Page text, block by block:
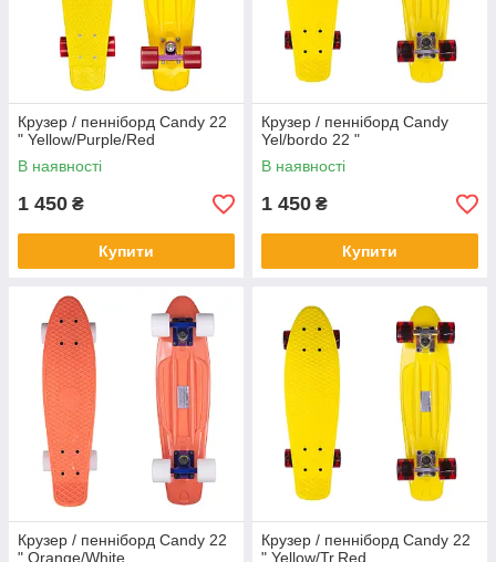
Крузер / пенніборд Candy 22
" Yellow/Purple/Red
В наявності
1 450 ₴
Купити
Крузер / пенніборд Candy
Yel/bordo 22 "
В наявності
1 450 ₴
Купити
Крузер / пенніборд Candy 22
" Orange/White
Крузер / пенніборд Candy 22
" Yellow/Tr.Red